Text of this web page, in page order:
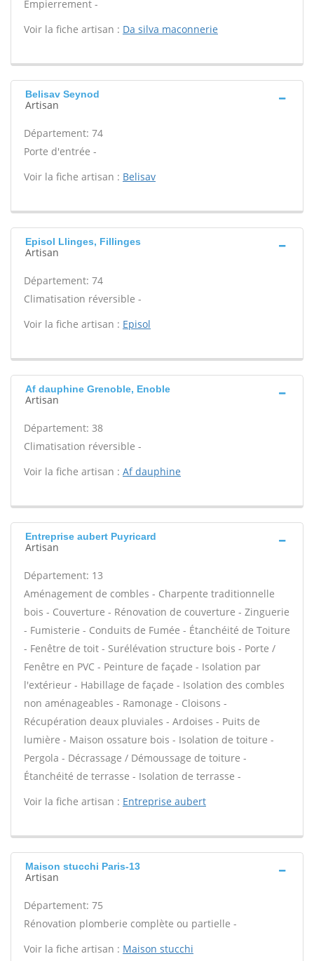
Empierrement -
Voir la fiche artisan : Da silva maconnerie
Belisav Seynod
Artisan
Département: 74
Porte d'entrée -
Voir la fiche artisan : Belisav
Episol Llinges, Fillinges
Artisan
Département: 74
Climatisation réversible -
Voir la fiche artisan : Episol
Af dauphine Grenoble, Enoble
Artisan
Département: 38
Climatisation réversible -
Voir la fiche artisan : Af dauphine
Entreprise aubert Puyricard
Artisan
Département: 13
Aménagement de combles - Charpente traditionnelle
bois - Couverture - Rénovation de couverture - Zinguerie
- Fumisterie - Conduits de Fumée - Étanchéité de Toiture
- Fenêtre de toit - Surélévation structure bois - Porte /
Fenêtre en PVC - Peinture de façade - Isolation par
l'extérieur - Habillage de façade - Isolation des combles
non aménageables - Ramonage - Cloisons -
Récupération deaux pluviales - Ardoises - Puits de
lumière - Maison ossature bois - Isolation de toiture -
Pergola - Décrassage / Démoussage de toiture -
Étanchéité de terrasse - Isolation de terrasse -
Voir la fiche artisan : Entreprise aubert
Maison stucchi Paris-13
Artisan
Département: 75
Rénovation plomberie complète ou partielle -
Voir la fiche artisan : Maison stucchi